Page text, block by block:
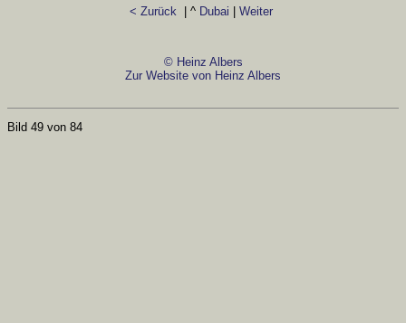
< Zurück | ^ Dubai Weiter
© Heinz Albers
Zur Website von Heinz Albers
Bild 49 von 84